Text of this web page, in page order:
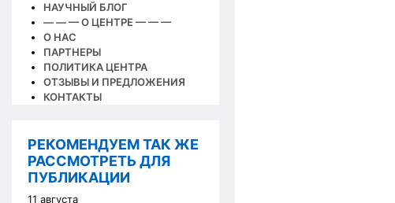
НАУЧНЫЙ БЛОГ
— — — О ЦЕНТРЕ — — —
О НАС
ПАРТНЕРЫ
ПОЛИТИКА ЦЕНТРА
ОТЗЫВЫ И ПРЕДЛОЖЕНИЯ
КОНТАКТЫ
РЕКОМЕНДУЕМ ТАК ЖЕ
РАССМОТРЕТЬ ДЛЯ
ПУБЛИКАЦИИ
11 августа